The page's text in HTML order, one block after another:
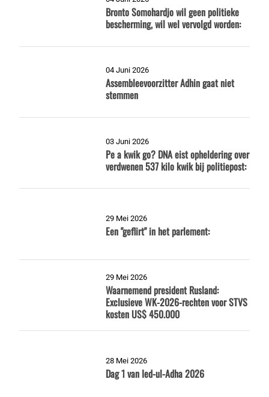
Bronto Somohardjo wil geen politieke
bescherming, wil wel vervolgd worden:
04 Juni 2026
Assembleevoorzitter Adhin gaat niet
stemmen
03 Juni 2026
Pe a kwik go? DNA eist opheldering over
verdwenen 537 kilo kwik bij politiepost:
29 Mei 2026
Een "geflirt" in het parlement:
29 Mei 2026
Waarnemend president Rusland:
Exclusieve WK-2026-rechten voor STVS
kosten US$ 450.000
28 Mei 2026
Dag 1 van Ied-ul-Adha 2026